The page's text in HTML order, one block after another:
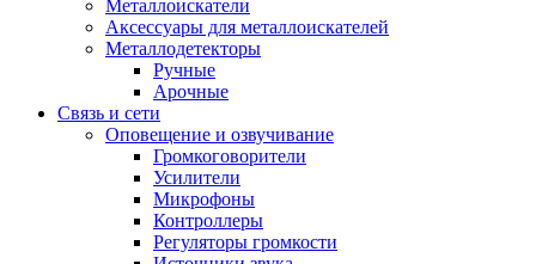
Металлоискатели
Аксессуары для металлоискателей
Металлодетекторы
Ручные
Арочные
Связь и сети
Оповещение и озвучивание
Громкоговорители
Усилители
Микрофоны
Контроллеры
Регуляторы громкости